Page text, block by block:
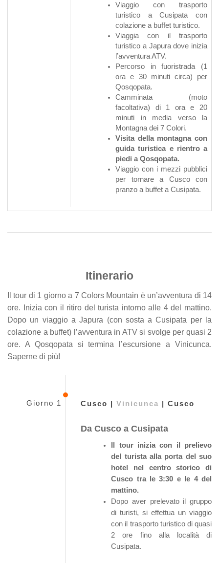
Viaggio con trasporto
turistico a Cusipata con
colazione a buffet turistico.
Viaggia con il trasporto
turistico a Japura dove inizia
l’avventura ATV.
Percorso in fuoristrada (1
ora e 30 minuti circa) per
Qosqopata.
Camminata (moto
facoltativa) di 1 ora e 20
minuti in media verso la
Montagna dei 7 Colori.
Visita della montagna con
guida turistica e rientro a
piedi a Qosqopata.
Viaggio con i mezzi pubblici
per tornare a Cusco con
pranzo a buffet a Cusipata.
Itinerario
Il tour di 1 giorno a 7 Colors Mountain è un’avventura di 14
ore. Inizia con il ritiro del turista intorno alle 4 del mattino.
Dopo un viaggio a Japura (con sosta a Cusipata per la
colazione a buffet) l’avventura in ATV si svolge per quasi 2
ore. A Qosqopata si termina l’escursione a Vinicunca.
Saperne di più!
Giorno 1 Cusco | Vinicunca | Cusco
Da Cusco a Cusipata
Il tour inizia con il prelievo
del turista alla porta del suo
hotel nel centro storico di
Cusco tra le 3:30 e le 4 del
mattino.
Dopo aver prelevato il gruppo
di turisti, si effettua un viaggio
con il trasporto turistico di quasi
2 ore fino alla località di
Cusipata.